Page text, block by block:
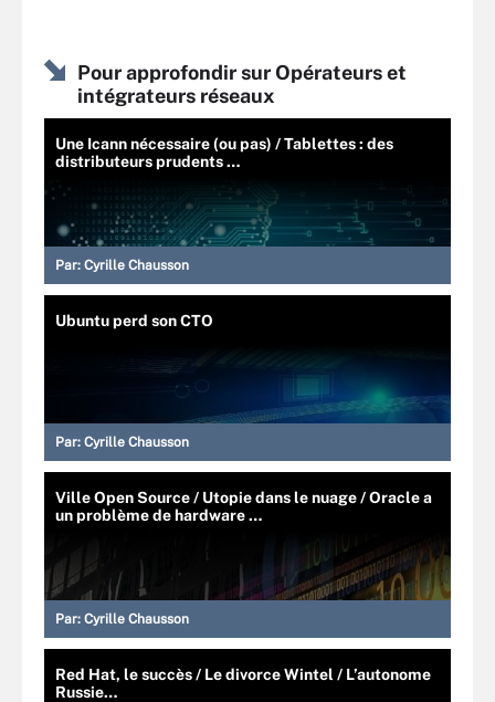
Pour approfondir sur Opérateurs et
intégrateurs réseaux
Une Icann nécessaire (ou pas) / Tablettes : des
distributeurs prudents …
Par: Cyrille Chausson
Ubuntu perd son CTO
Par: Cyrille Chausson
Ville Open Source / Utopie dans le nuage / Oracle a
un problème de hardware …
Par: Cyrille Chausson
Red Hat, le succès / Le divorce Wintel / L’autonome
Russie…